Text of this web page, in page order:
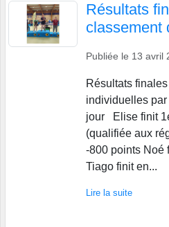
Résultats
classement
Publiée le 13 avril
Résultats
individuelles
jour Elise finit
(qualifiée aux
-800 points Noé
Tiago finit en...
Lire la suite